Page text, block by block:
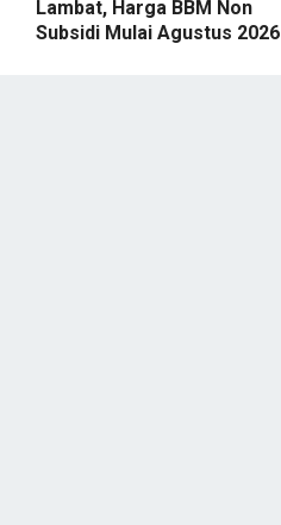
Lambat, Harga BBM Non
Subsidi Mulai Agustus 2026